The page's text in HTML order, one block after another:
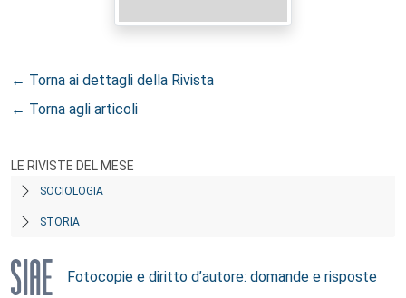
← Torna ai dettagli della Rivista
← Torna agli articoli
LE RIVISTE DEL MESE
SOCIOLOGIA
STORIA
Fotocopie e diritto d’autore: domande e risposte